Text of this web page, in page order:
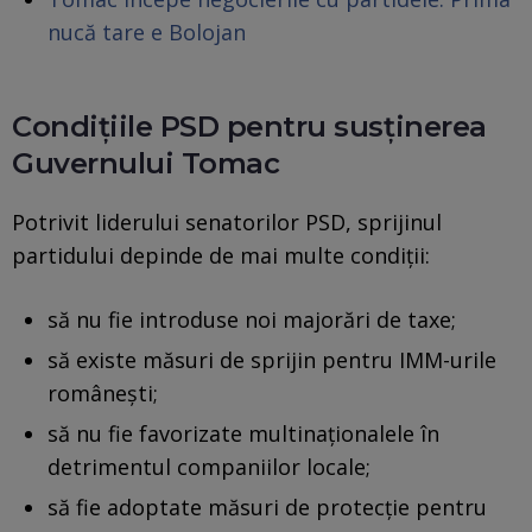
nucă tare e Bolojan
Condițiile PSD pentru susținerea
Guvernului Tomac
Potrivit liderului senatorilor PSD, sprijinul
partidului depinde de mai multe condiții:
să nu fie introduse noi majorări de taxe;
să existe măsuri de sprijin pentru IMM-urile
românești;
să nu fie favorizate multinaționalele în
detrimentul companiilor locale;
să fie adoptate măsuri de protecție pentru